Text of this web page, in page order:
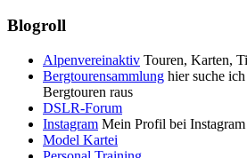
Blogroll
Alpenvereinaktiv Touren, Karten,
Bergtourensammlung hier suche
Bergtouren raus
DSLR-Forum
Instagram Mein Profil bei Instagram
Model Kartei